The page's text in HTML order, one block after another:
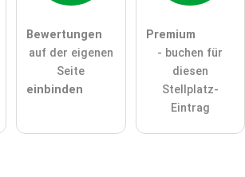
Bewertungen
auf der eigenen
Seite
einbinden
Premium
- buchen für
diesen
Stellplatz-
Eintrag